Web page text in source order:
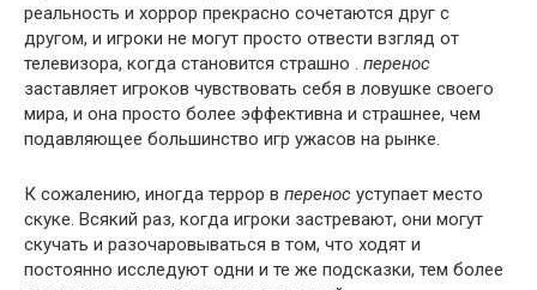
реальность и хоррор прекрасно сочетаются друг с
другом, и игроки не могут просто отвести взгляд от
телевизора, когда становится страшно . перенос
заставляет игроков чувствовать себя в ловушке своего
мира, и она просто более эффективна и страшнее, чем
подавляющее большинство игр ужасов на рынке.
К сожалению, иногда террор в перенос уступает место
скуке. Всякий раз, когда игроки застревают, они могут
скучать и разочаровываться в том, что ходят и
постоянно исследуют одни и те же подсказки, тем более